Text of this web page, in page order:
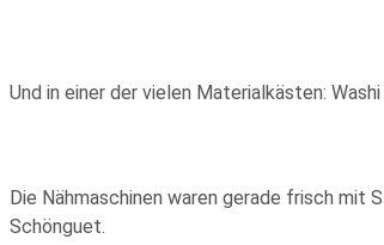
Und in einer der vielen Materialkästen:
Die Nähmaschinen waren gerade frisch
Schönguet.